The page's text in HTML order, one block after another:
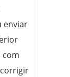
enviar